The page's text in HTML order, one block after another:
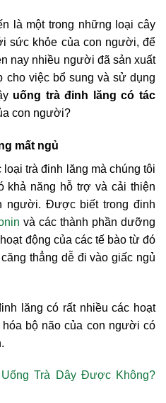
là một trong những loại cây
sức khỏe của con người, để
nay nhiều người đã sản xuất
cho việc bổ sung và sử dụng
uống trà đinh lăng có tác
con người?
mất ngủ
trà đinh lăng mà chúng tôi
khả năng hỗ trợ và cải thiện
người. Được biết trong đinh
và các thành phần dưỡng
động của các tế bào từ đó
thẳng dễ đi vào giấc ngủ
lăng có rất nhiều các hoạt
bộ não của con người có
Trà Dây Được Không?